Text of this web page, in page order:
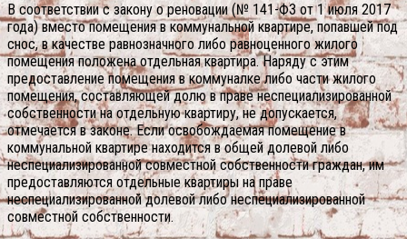
В соответствии с закону о реновации (№ 141-ФЗ от 1 июля 2017
года) вместо помещения в коммунальной квартире, попавшей под
снос, в качестве равнозначного либо равноценного жилого
помещения положена отдельная квартира. Наряду с этим
предоставление помещения в коммуналке либо части жилого
помещения, составляющей долю в праве неспециализированной
собственности на отдельную квартиру, не допускается,
отмечается в законе. Если освобождаемая помещение в
коммунальной квартире находится в общей долевой либо
неспециализированной совместной собственности граждан, им
предоставляются отдельные квартиры на праве
неспециализированной долевой либо неспециализированной
совместной собственности.